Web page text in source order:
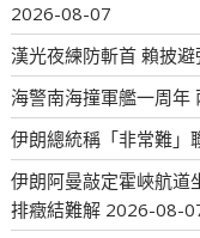
2026-08-07
漢光夜練防斬首 賴披避
海警南海撞軍艦一周年
伊朗總統稱「非常難」
伊朗阿曼敲定霍峽航道
排癥結難解 2026-08-